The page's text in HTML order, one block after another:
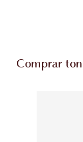
Comprar